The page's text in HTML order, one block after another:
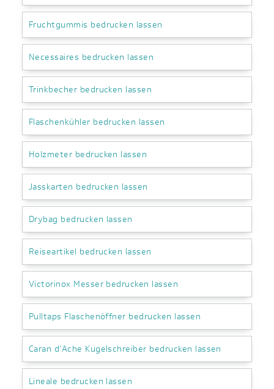
Fruchtgummis bedrucken lassen
Necessaires bedrucken lassen
Trinkbecher bedrucken lassen
Flaschenkühler bedrucken lassen
Holzmeter bedrucken lassen
Jasskarten bedrucken lassen
Drybag bedrucken lassen
Reiseartikel bedrucken lassen
Victorinox Messer bedrucken lassen
Pulltaps Flaschenöffner bedrucken lassen
Caran d’Ache Kugelschreiber bedrucken lassen
Lineale bedrucken lassen